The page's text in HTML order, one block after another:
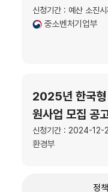
신청기간 : 예산 소진시
중소벤처기업부
2025년 한국형
원사업 모집 공
신청기간 : 2024-
환경부
정